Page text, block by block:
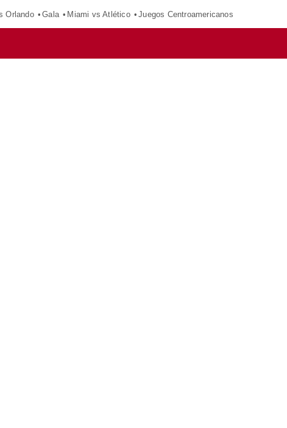
Orlando Gala Miami vs Atlético Juegos Centroamericanos